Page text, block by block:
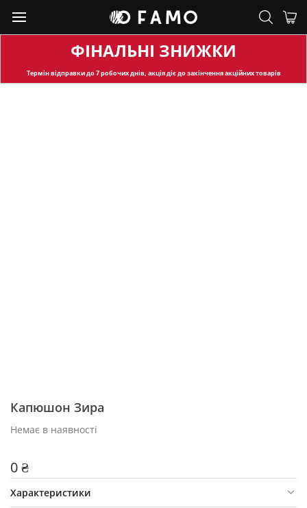
ФІНАЛЬНІ ЗНИЖКИ
Термін відправкидо 7 робочих днів, акція діє до закінчення акційних товарів
Капюшон Зира
Немає в наявності
0 ₴
Характеристики